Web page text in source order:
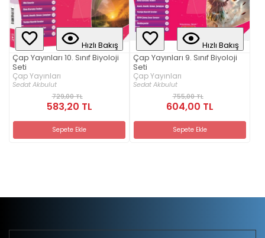
Hızlı Bakış
Çap Yayınları 10. Sınıf Biyoloji
Seti
Çap Yayınları
Sedat Akbulut
729,00 TL
583,20 TL
Sepete Ekle
Hızlı Bakış
Çap Yayınları 9. Sınıf Biyoloji
Seti
Çap Yayınları
Sedat Akbulut
755,00 TL
604,00 TL
Sepete Ekle